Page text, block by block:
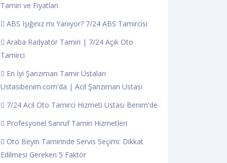
Tamiri ve Fiyatları
ABS Işığınız mı Yanıyor? 7/24 ABS Tamircisi
Araba Radyatör Tamiri | 7/24 Açık Oto
Tamirci
En İyi Şanzıman Tamir Ustaları
Ustasibenim.com'da | Acil Şanzıman Ustası
7/24 Acil Oto Tamirci Hizmeti Ustası Benim'de
Profesyonel Sanruf Tamiri Hizmetleri
Oto Beyin Tamirinde Servis Seçimi: Dikkat
Edilmesi Gereken 5 Faktör